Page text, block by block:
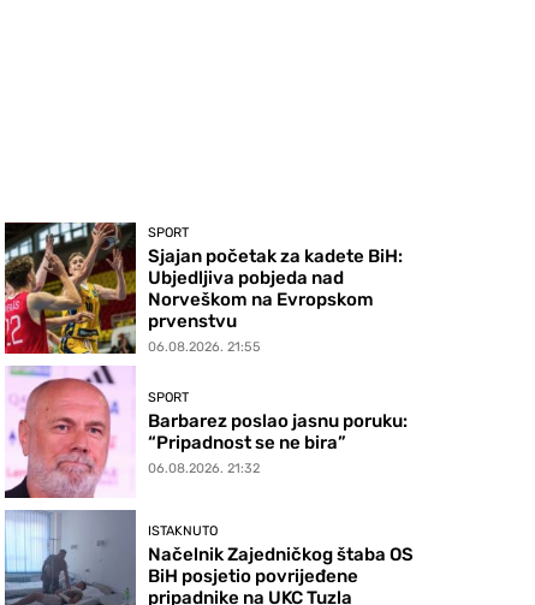
SPORT
Sjajan početak za kadete BiH:
Ubjedljiva pobjeda nad
Norveškom na Evropskom
prvenstvu
06.08.2026. 21:55
SPORT
Barbarez poslao jasnu poruku:
“Pripadnost se ne bira”
06.08.2026. 21:32
ISTAKNUTO
Načelnik Zajedničkog štaba OS
BiH posjetio povrijeđene
pripadnike na UKC Tuzla